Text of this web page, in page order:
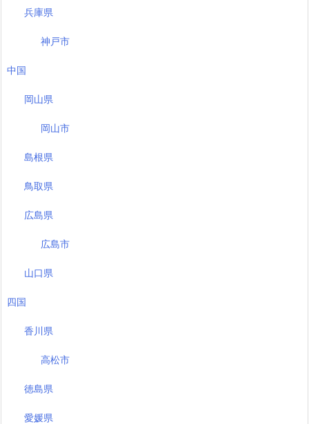
兵庫県
神戸市
中国
岡山県
岡山市
島根県
鳥取県
広島県
広島市
山口県
四国
香川県
高松市
徳島県
愛媛県